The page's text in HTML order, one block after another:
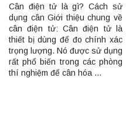
Cân điện tử là gì? Cách sử
dụng cân Giới thiệu chung về
cân điện tử: Cân điện tử là
thiết bị dùng để đo chính xác
trọng lượng. Nó được sử dụng
rất phổ biến trong các phòng
thí nghiệm để cân hóa …